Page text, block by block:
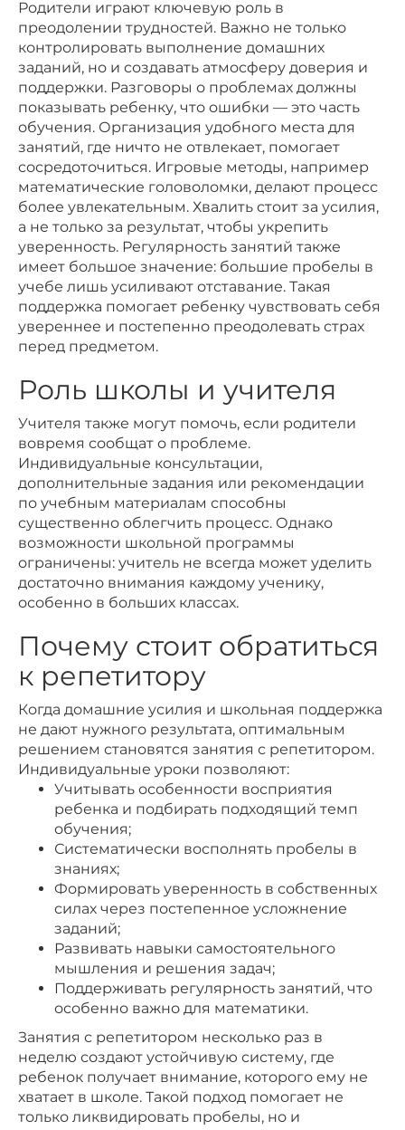
Родители играют ключевую роль в
преодолении трудностей. Важно не только
контролировать выполнение домашних
заданий, но и создавать атмосферу доверия и
поддержки. Разговоры о проблемах должны
показывать ребенку, что ошибки — это часть
обучения. Организация удобного места для
занятий, где ничто не отвлекает, помогает
сосредоточиться. Игровые методы, например
математические головоломки, делают процесс
более увлекательным. Хвалить стоит за усилия,
а не только за результат, чтобы укрепить
уверенность. Регулярность занятий также
имеет большое значение: большие пробелы в
учебе лишь усиливают отставание. Такая
поддержка помогает ребенку чувствовать себя
увереннее и постепенно преодолевать страх
перед предметом.
Роль школы и учителя
Учителя также могут помочь, если родители
вовремя сообщат о проблеме.
Индивидуальные консультации,
дополнительные задания или рекомендации
по учебным материалам способны
существенно облегчить процесс. Однако
возможности школьной программы
ограничены: учитель не всегда может уделить
достаточно внимания каждому ученику,
особенно в больших классах.
Почему стоит обратиться
к репетитору
Когда домашние усилия и школьная поддержка
не дают нужного результата, оптимальным
решением становятся занятия с репетитором.
Индивидуальные уроки позволяют:
Учитывать особенности восприятия
ребенка и подбирать подходящий темп
обучения;
Систематически восполнять пробелы в
знаниях;
Формировать уверенность в собственных
силах через постепенное усложнение
заданий;
Развивать навыки самостоятельного
мышления и решения задач;
Поддерживать регулярность занятий, что
особенно важно для математики.
Занятия с репетитором несколько раз в
неделю создают устойчивую систему, где
ребенок получает внимание, которого ему не
хватает в школе. Такой подход помогает не
только ликвидировать пробелы, но и